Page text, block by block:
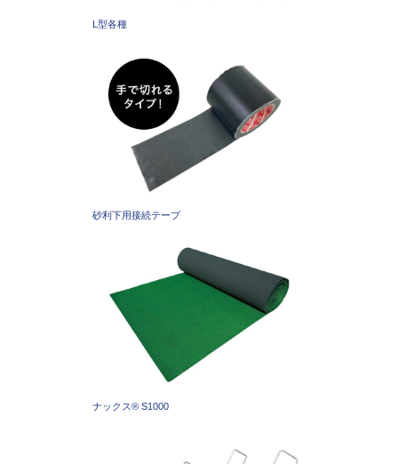
L型各種
砂利下用接続テープ
ナックス®︎ S1000